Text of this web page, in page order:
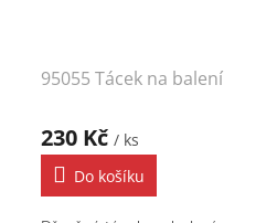
95055 Tácek na balení
230 Kč / ks
Do košíku